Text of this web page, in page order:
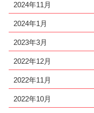
2024年11月
2024年1月
2023年3月
2022年12月
2022年11月
2022年10月